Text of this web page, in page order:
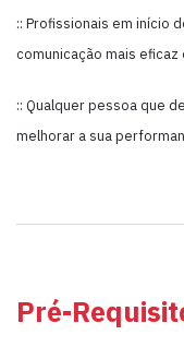
:: Profissionais em início
comunicação mais eficaz
:: Qualquer pessoa que
melhorar a sua
Pré-